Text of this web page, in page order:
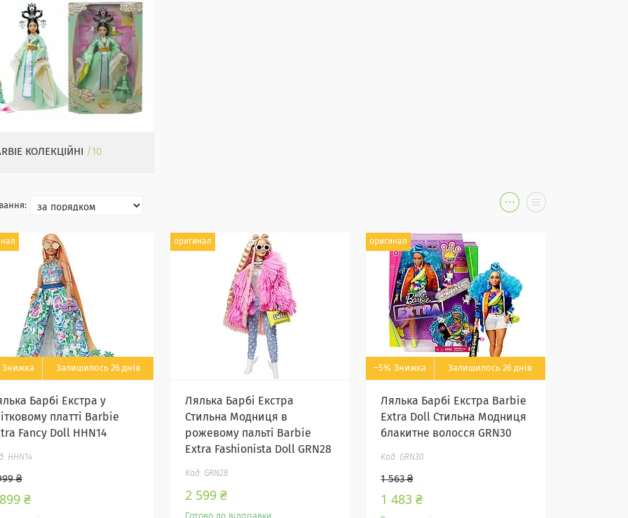
КОЛЕКЦІЙНІ 10
Залишилось 26 днів
Барбі Екстра у
платті Barbie
Fancy Doll HHN14
HHN14
₴
₴
оригинал
Лялька Барбі Екстра
Стильна Модниця в
рожевому пальті Barbie
Extra Fashionista Doll GRN28
GRN28
2 599 ₴
оригинал
–5% Залишилось 26 днів
Лялька Барбі Екстра Barbie
Extra Doll Стильна Модниця
блакитне волосся GRN30
GRN30
1 563 ₴
1 483 ₴